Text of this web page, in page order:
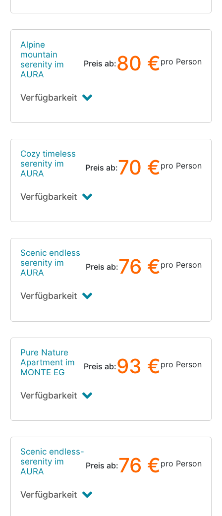
Alpine
mountain
serenity im
AURA
Preis ab:80 €pro Person
Verfügbarkeit
Cozy timeless
serenity im
AURA
Preis ab:70 €pro Person
Verfügbarkeit
Scenic endless
serenity im
AURA
Preis ab:76 €pro Person
Verfügbarkeit
Pure Nature
Apartment im
MONTE EG
Preis ab:93 €pro Person
Verfügbarkeit
Scenic endless-
serenity im
AURA
Preis ab:76 €pro Person
Verfügbarkeit